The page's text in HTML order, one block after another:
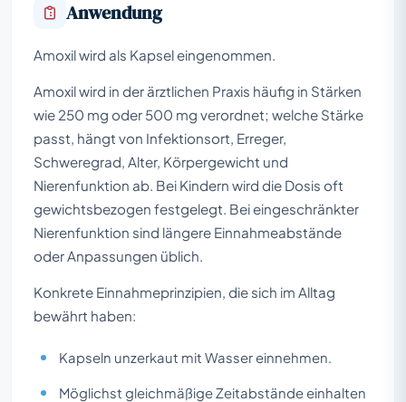
Anwendung
Amoxil wird als Kapsel eingenommen.
Amoxil wird in der ärztlichen Praxis häufig in Stärken
wie 250 mg oder 500 mg verordnet; welche Stärke
passt, hängt von Infektionsort, Erreger,
Schweregrad, Alter, Körpergewicht und
Nierenfunktion ab. Bei Kindern wird die Dosis oft
gewichtsbezogen festgelegt. Bei eingeschränkter
Nierenfunktion sind längere Einnahmeabstände
oder Anpassungen üblich.
Konkrete Einnahmeprinzipien, die sich im Alltag
bewährt haben:
Kapseln unzerkaut mit Wasser einnehmen.
Möglichst gleichmäßige Zeitabstände einhalten